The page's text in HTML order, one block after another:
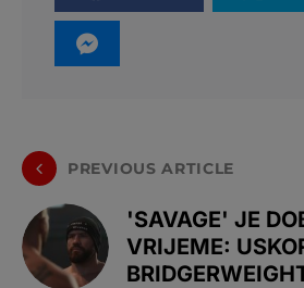
PREVIOUS ARTICLE
'SAVAGE' JE
VRIJEME: